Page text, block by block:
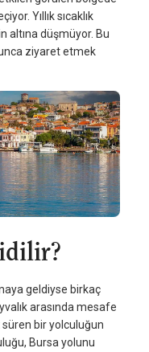
Yıllık sıcaklık
altına düşmüyor. Bu
ziyaret etmek
geldiyse birkaç
arasında mesafe
bir yolculuğun
Bursa yolunu